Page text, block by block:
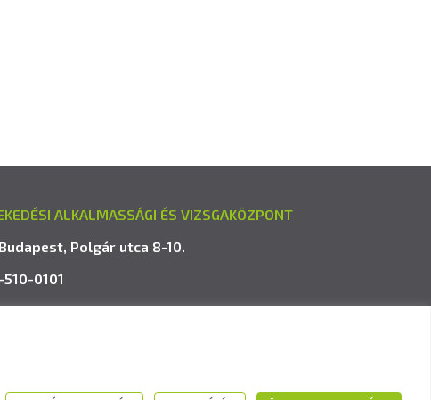
ALKALMASSÁGI ÉS VIZSGAKÖZPONT
Polgár utca 8-10.
0101